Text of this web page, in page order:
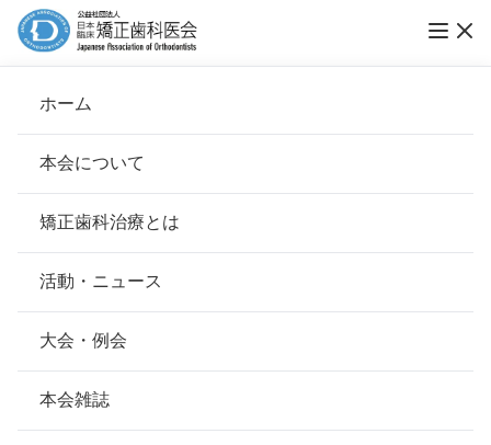
ホーム
本会について
会長挨拶
基本理念
組織について
本会の歴史
矯正歯科治療とは
安心して治療を受けていただくための「6つの指針」
安心できる矯正歯科治療契約のための「7つの提言」
矯正歯科治療について
活動・ニュース
大会・例会
本会雑誌
ホーム 会員医院検索
ヤナセ矯正歯科
所在地
埼玉県さいたま市大宮区桜木町2-